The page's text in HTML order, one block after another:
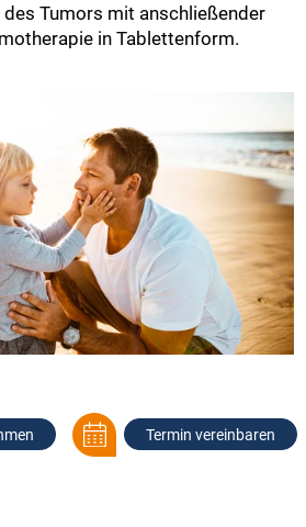
Tumors mit anschließender
in Tablettenform.
Termin vereinbaren